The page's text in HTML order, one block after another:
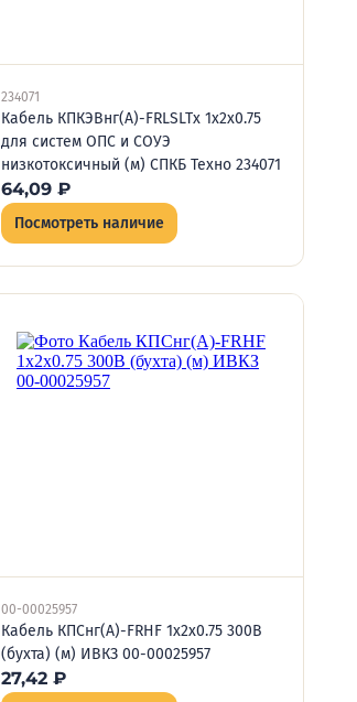
234071
Кабель КПКЭВнг(А)-FRLSLTx 1х2х0.75
для систем ОПС и СОУЭ
низкотоксичный (м) СПКБ Техно 234071
64,09 ₽
Посмотреть наличие
00-00025957
Кабель КПСнг(А)-FRHF 1х2х0.75 300В
(бухта) (м) ИВКЗ 00-00025957
27,42 ₽